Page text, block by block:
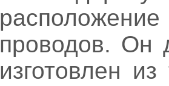
проводов. Он
изготовлен